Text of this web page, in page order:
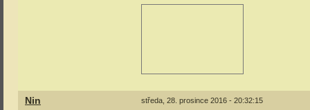
Nin středa, 28. prosince 2016 - 20:32:15